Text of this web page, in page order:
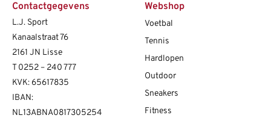
Contactgegevens
L.J. Sport
Kanaalstraat 76
2161 JN Lisse
T 0252 – 240 777
KVK: 65617835
IBAN:
NL13ABNA0817305254
Webshop
Voetbal
Tennis
Hardlopen
Outdoor
Sneakers
Fitness